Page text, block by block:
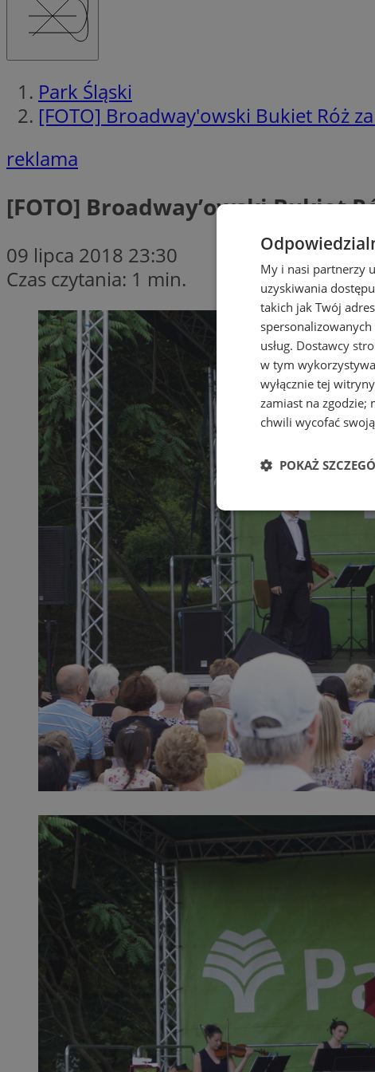
Park Śląski
[FOTO] Broadway'owski Bukiet Róż
reklama
[FOTO] Broadway’owski Bukiet
09 lipca 2018 23:30
Czas czytania: 1 min.
My i nasi partnerzy
uzyskiwania
takich jak Twój
usług. Dostawcy
w tym
wyłącznie tej
zamiast na zgodzie;
chwili wycofać
POKAŻ
Niezbędne
Niezbędne pliki cookie
zarządzanie kontem.
QeSessID
MvSessID
INGRESSCOOKIE